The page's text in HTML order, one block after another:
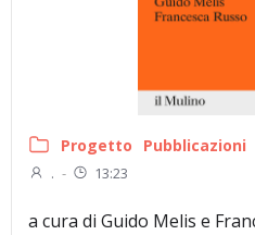
Progetto Pubblicazioni
. - 13:23
a cura di Guido Melis e